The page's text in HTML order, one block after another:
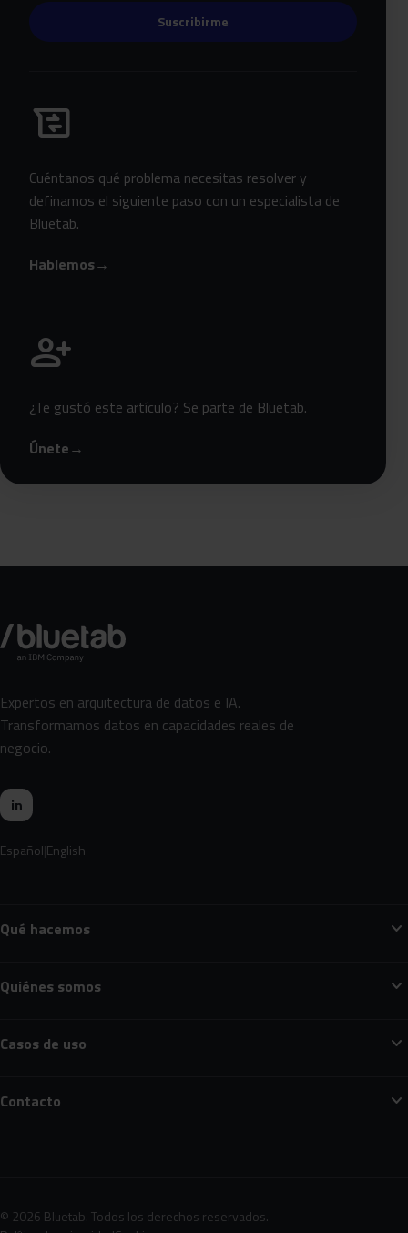
Suscribirme
business_messages
Habla con Bluetab
Cuéntanos qué problema necesitas resolver y
definamos el siguiente paso con un especialista de
Bluetab.
Hablemos→
person_add
Únete a Bluetab
¿Te gustó este artículo? Se parte de Bluetab.
Únete→
Expertos en arquitectura de datos e IA.
Transformamos datos en capacidades reales de
negocio.
in
Español English
Qué hacemos expand_more
Quiénes somos expand_more
Casos de uso expand_more
Contacto expand_more
© 2026 Bluetab. Todos los derechos reservados.